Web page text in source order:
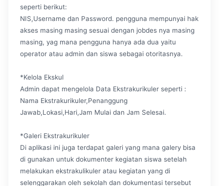
seperti berikut:
NIS,Username dan Password. pengguna mempunyai hak
akses masing masing sesuai dengan jobdes nya masing
masing, yag mana pengguna hanya ada dua yaitu
operator atau admin dan siswa sebagai otoritasnya.
*Kelola Ekskul
Admin dapat mengelola Data Ekstrakurikuler seperti :
Nama Ekstrakurikuler,Penanggung
Jawab,Lokasi,Hari,Jam Mulai dan Jam Selesai.
*Galeri Ekstrakurikuler
Di aplikasi ini juga terdapat galeri yang mana galery bisa
di gunakan untuk dokumenter kegiatan siswa setelah
melakukan ekstrakulikuler atau kegiatan yang di
selenggarakan oleh sekolah dan dokumentasi tersebut